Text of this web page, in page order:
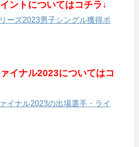
ントについてはコチラ↓
ーズ2023男子シングル獲得ポ
イナル2023についてはコ
イナル2023の出場選手・ライ